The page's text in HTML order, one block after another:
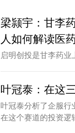
梁颕宇：甘李
人如何解读医
启明创投是甘李药业
叶冠泰：在这
叶冠泰分析了企服
在这个赛道的投资逻